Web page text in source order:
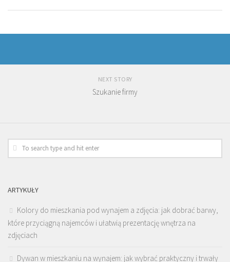
NEXT STORY
Szukanie firmy
ARTYKUŁY
Kolory do mieszkania pod wynajem a zdjęcia: jak dobrać barwy,
które przyciągną najemców i ułatwią prezentację wnętrza na
zdjęciach
Dywan w mieszkaniu na wynajem: jak wybrać praktyczny i trwały